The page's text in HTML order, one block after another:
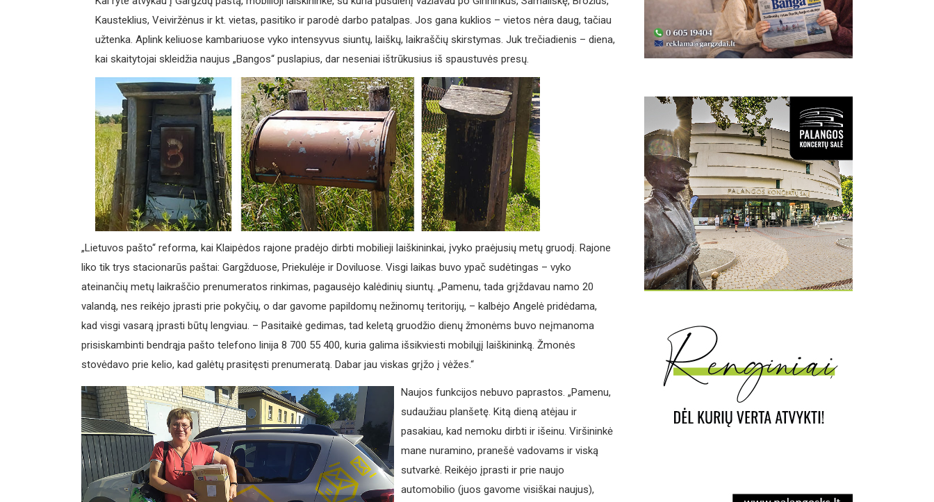
Kausteklius, Veiviržėnus ir kt. vietas, pasitiko ir parodė darbo patalpas. Jos gana kuklios – vietos nėra daug, tačiau
užtenka. Aplink keliuose kambariuose vyko intensyvus siuntų, laiškų, laikraščių skirstymas. Juk trečiadienis – diena,
kai skaitytojai skleidžia naujus „Bangos“ puslapius, dar neseniai ištrūkusius iš spaustuvės presų.
„Lietuvos pašto“ reforma, kai Klaipėdos rajone pradėjo dirbti mobilieji laiškininkai, įvyko praėjusių metų gruodį. Rajone
liko tik trys stacionarūs paštai: Gargžduose, Priekulėje ir Doviluose. Visgi laikas buvo ypač sudėtingas – vyko
ateinančių metų laikraščio prenumeratos rinkimas, pagausėjo kalėdinių siuntų. „Pamenu, tada grįždavau namo 20
valandą, nes reikėjo įprasti prie pokyčių, o dar gavome papildomų nežinomų teritorijų, – kalbėjo Angelė pridėdama,
kad visgi vasarą įprasti būtų lengviau. – Pasitaikė gedimas, tad keletą gruodžio dienų žmonėms buvo neįmanoma
prisiskambinti bendrąja pašto telefono linija 8 700 55 400, kuria galima išsikviesti mobilųjį laiškininką. Žmonės
stovėdavo prie kelio, kad galėtų prasitęsti prenumeratą. Dabar jau viskas grįžo į vėžes.“
Naujos funkcijos nebuvo paprastos. „Pamenu,
sudaužiau planšetę. Kitą dieną atėjau ir
pasakiau, kad nemoku dirbti ir išeinu. Viršininkė
mane nuramino, pranešė vadovams ir viską
sutvarkė. Reikėjo įprasti ir prie naujo
automobilio (juos gavome visiškai naujus),